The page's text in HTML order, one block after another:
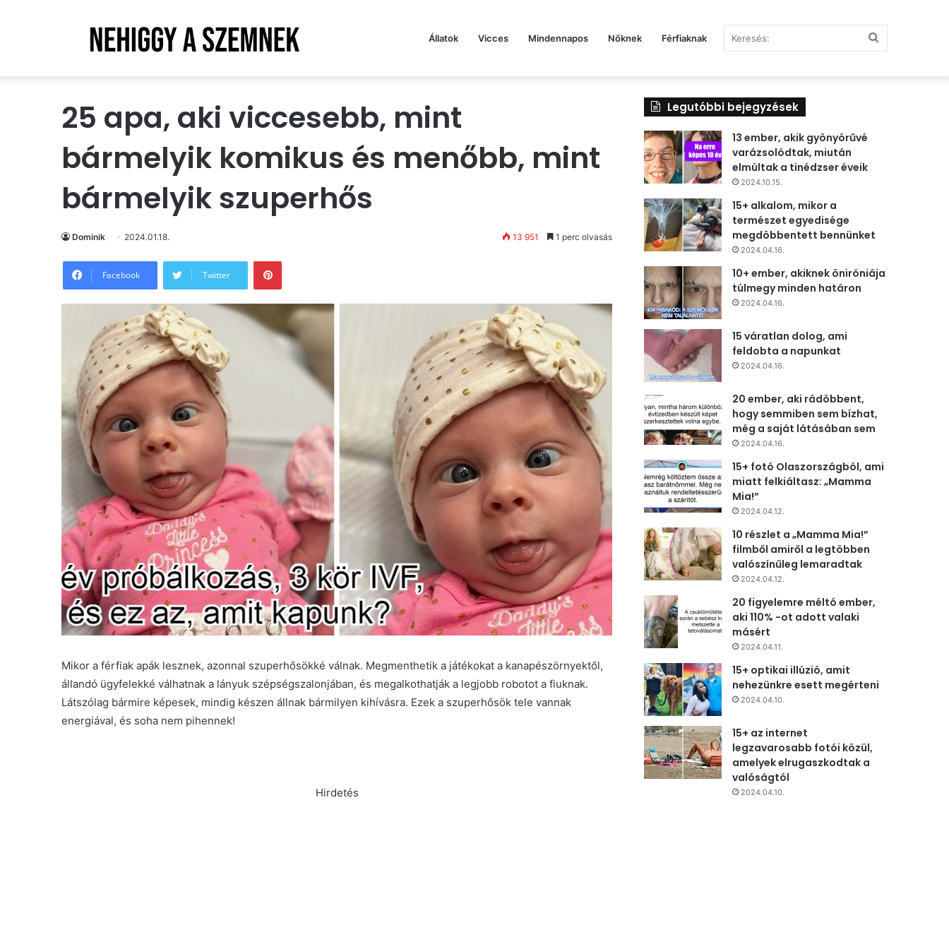
Állatok Vicces Mindennapos Nőknek Férfiaknak
25 apa, aki viccesebb, mint
bármelyik komikus és menőbb, mint
bármelyik szuperhős
Dominik 2024.01.18. 13 951 1 perc olvasás
Facebook Twitter
Pinterest
Mikor a férfiak apák lesznek, azonnal szuperhősökké válnak. Megmenthetik a játékokat a kanapészörnyektől,
állandó ügyfelekké válhatnak a lányuk szépségszalonjában, és megalkothatják a legjobb robotot a fiuknak.
Látszólag bármire képesek, mindig készen állnak bármilyen kihívásra. Ezek a szuperhősök tele vannak
energiával, és soha nem pihennek!
Hirdetés
Legutóbbi bejegyzések
13 ember, akik gyönyörűvé
varázsolódtak, miután
elmúltak a tinédzser éveik
2024.10.15.
15+ alkalom, mikor a
természet egyedisége
megdöbbentett bennünket
2024.04.16.
10+ ember, akiknek öniróniája
túlmegy minden határon
2024.04.16.
15 váratlan dolog, ami
feldobta a napunkat
2024.04.16.
20 ember, aki rádöbbent,
hogy semmiben sem bízhat,
még a saját látásában sem
2024.04.16.
15+ fotó Olaszországból, ami
miatt felkiáltasz: „Mamma
Mia!”
2024.04.12.
10 részlet a „Mamma Mia!”
filmből amiről a legtöbben
valószínűleg lemaradtak
2024.04.12.
20 figyelemre méltó ember,
aki 110% -ot adott valaki
másért
2024.04.11.
15+ optikai illúzió, amit
nehezünkre esett megérteni
2024.04.10.
15+ az internet
legzavarosabb fotói közül,
amelyek elrugaszkodtak a
valóságtól
2024.04.10.